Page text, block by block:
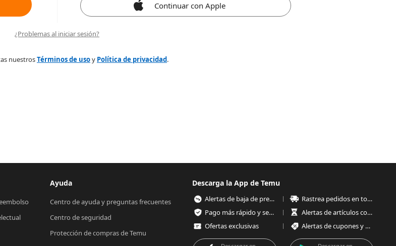
Continuar con Apple
¿Problemas al iniciar sesión?
nuestrosTérminos de usoy Política de privacidad.
Ayuda
Centro de ayuda y preguntas frecuentes
Centro de seguridad
Protección de compras de Temu
Descarga la App de Temu
Alertas de baja de precios
Rastrea pedidos en todo momento
Pago más rápido y seguro
Alertas de artículos con poco stock
Ofertas exclusivas
Alertas de cupones y ofertas